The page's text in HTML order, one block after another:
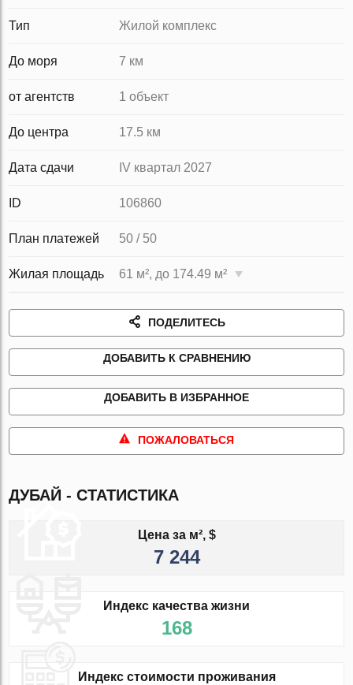
Тип Жилой комплекс
До моря 7 км
от агентств 1 объект
До центра 17.5 км
Дата сдачи IV квартал 2027
ID 106860
План платежей 50 / 50
Жилая площадь 61 м², до 174.49 м²
ПОДЕЛИТЕСЬ
ДОБАВИТЬ К СРАВНЕНИЮ
ДОБАВИТЬ В ИЗБРАННОЕ
ПОЖАЛОВАТЬСЯ
ДУБАЙ - СТАТИСТИКА
Цена за м², $
7 244
Индекс качества жизни
168
Индекс стоимости проживания